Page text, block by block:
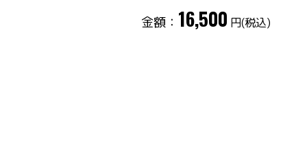
金額： 16,500 円(税込)